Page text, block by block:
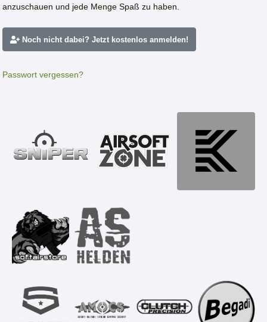
anzuschauen und jede Menge Spaß zu haben.
Noch nicht dabei? Jetzt kostenlos anmelden!
Passwort vergessen?